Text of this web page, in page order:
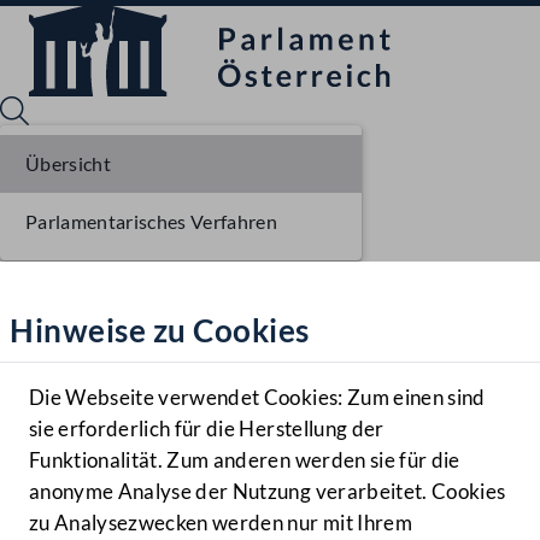
Hilfe
Benutzer
Navigationsmenü öffnen
MENÜ
Hinweise zu Cookies
Die Webseite verwendet Cookies: Zum einen sind
sie erforderlich für die Herstellung der
Funktionalität. Zum anderen werden sie für die
anonyme Analyse der Nutzung verarbeitet. Cookies
zu Analysezwecken werden nur mit Ihrem
Übersicht
Parlamentarisches Verfahren